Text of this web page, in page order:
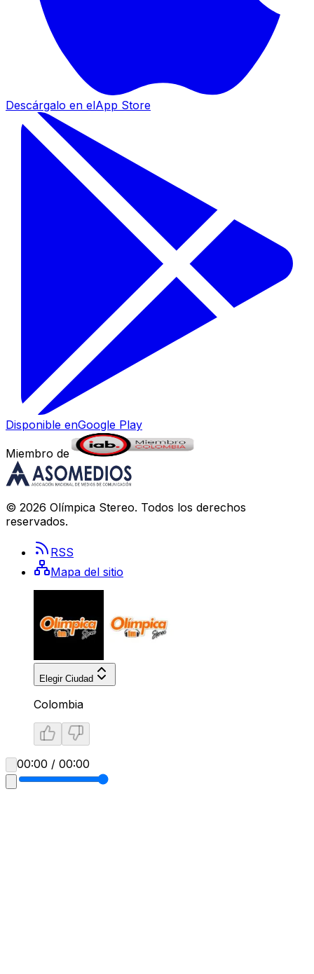
Descárgalo en elApp Store
Disponible enGoogle Play
Miembro de
© 2026 Olímpica Stereo. Todos los derechos
reservados.
RSS
Mapa del sitio
Elegir Ciudad
Colombia
00:00 / 00:00